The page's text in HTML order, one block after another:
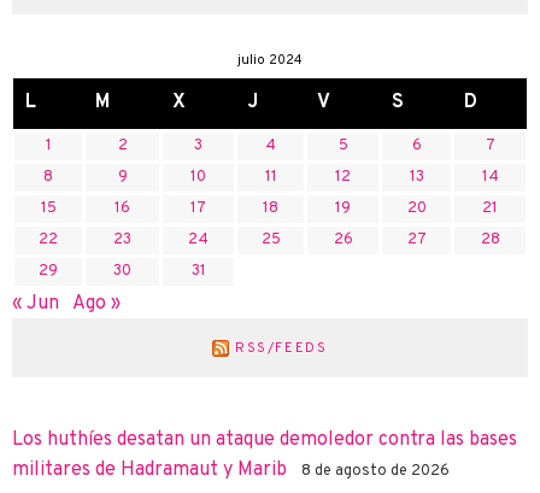
julio 2024
L M X J V S D
1 2 3 4 5 6
7
8
9 10 11 12 13
14
15
16 17 18 19 20
21
22
23 24 25 26 27
28
29
30 31
« Jun Ago »
RSS/FEEDS
Los huthíes desatan un ataque demoledor contra las bases
militares de Hadramaut y Marib
8 de agosto de 2026